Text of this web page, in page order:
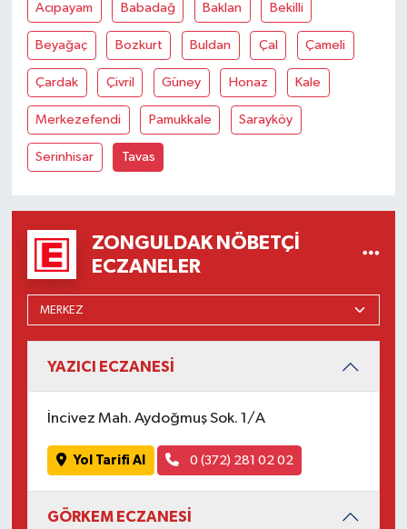
Acıpayam Babadağ Baklan Bekilli
Beyağaç Bozkurt Buldan Çal Çameli
Çardak Çivril Güney Honaz Kale
Merkezefendi Pamukkale Sarayköy
Serinhisar Tavas
ZONGULDAK NÖBETÇI
ECZANELER
YAZICI ECZANESİ
İncivez Mah. Aydoğmuş Sok. 1/A
Yol Tarifi Al 0 (372) 281 02 02
GÖRKEM ECZANESİ